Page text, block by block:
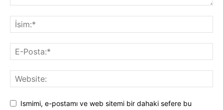
Ismimi, e-postamı ve web sitemi bir dahaki sefere bu